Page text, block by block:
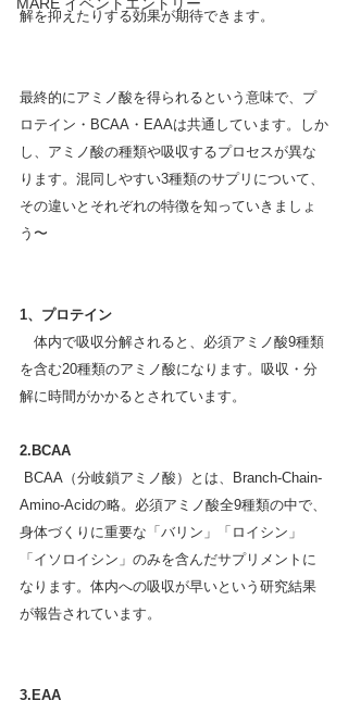
解を抑えたりする効果が期待できます。
最終的にアミノ酸を得られるという意味で、プ
ロテイン・BCAA・EAAは共通しています。しか
し、アミノ酸の種類や吸収するプロセスが異な
ります。混同しやすい3種類のサプリについて、
その違いとそれぞれの特徴を知っていきましょ
う〜
1、プロテイン
体内で吸収分解されると、必須アミノ酸9種類
を含む20種類のアミノ酸になります。吸収・分
解に時間がかかるとされています。
2.BCAA
Amino-Acidの略。必須アミノ酸全9種類の中で、
身体づくりに重要な「バリン」「ロイシン」
「イソロイシン」のみを含んだサプリメントに
なります。体内への吸収が早いという研究結果
が報告されています。
3.EAA